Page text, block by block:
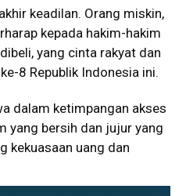
keadilan. Orang miskin,
kepada hakim-hakim
yang cinta rakyat dan
8 Republik Indonesia ini.
dalam ketimpangan akses
yang bersih dan jujur yang
kekuasaan uang dan